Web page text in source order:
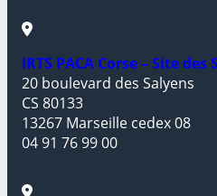
IRTS PACA Corse – Site
20 boulevard des Salyens
CS 80133
13267 Marseille cedex 08
04 91 76 99 00